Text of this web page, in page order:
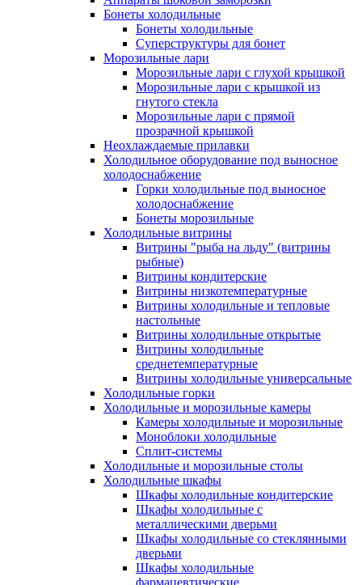
Бонеты холодильные
Бонеты холодильные
Суперструктуры для бонет
Морозильные лари
Морозильные лари с глухой крышкой
Морозильные лари с крышкой из
гнутого стекла
Морозильные лари с прямой
прозрачной крышкой
Неохлаждаемые прилавки
Холодильное оборудование под выносное
холодоснабжение
Горки холодильные под выносное
холодоснабжение
Бонеты морозильные
Холодильные витрины
Витрины "рыба на льду" (витрины
рыбные)
Витрины кондитерские
Витрины низкотемпературные
Витрины холодильные и тепловые
настольные
Витрины холодильные открытые
Витрины холодильные
среднетемпературные
Витрины холодильные универсальные
Холодильные горки
Холодильные и морозильные камеры
Камеры холодильные и морозильные
Моноблоки холодильные
Сплит-системы
Холодильные и морозильные столы
Холодильные шкафы
Шкафы холодильные кондитерские
Шкафы холодильные с
металлическими дверьми
Шкафы холодильные со стеклянными
дверьми
Шкафы холодильные
фармацевтические